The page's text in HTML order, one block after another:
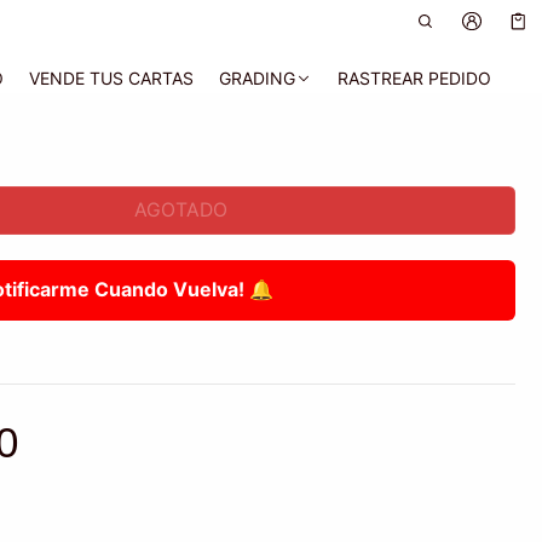
VENDE TUS CARTAS GRADING RASTREAR PEDIDO
AGOTADO
Cuando Vuelva! 🔔